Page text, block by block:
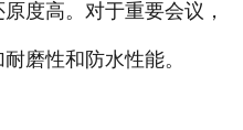
度高。对于重要会议，
磨性和防水性能。